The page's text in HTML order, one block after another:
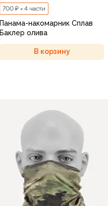
700 ₽ × 4 части
Панама-накомарник Сплав
Баклер олива
В корзину